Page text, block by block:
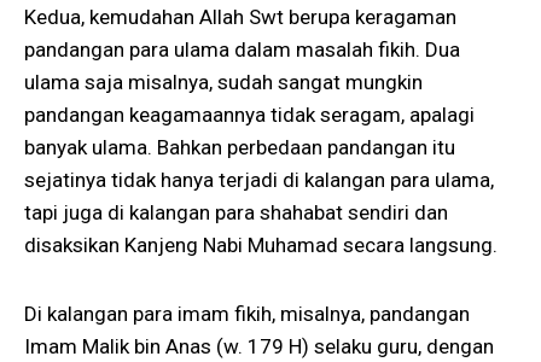
Kedua, kemudahan Allah Swt berupa keragaman
pandangan para ulama dalam masalah fikih. Dua
ulama saja misalnya, sudah sangat mungkin
pandangan keagamaannya tidak seragam, apalagi
banyak ulama. Bahkan perbedaan pandangan itu
sejatinya tidak hanya terjadi di kalangan para ulama,
tapi juga di kalangan para shahabat sendiri dan
disaksikan Kanjeng Nabi Muhamad secara langsung.
Di kalangan para imam fikih, misalnya, pandangan
Imam Malik bin Anas (w. 179 H) selaku guru, dengan